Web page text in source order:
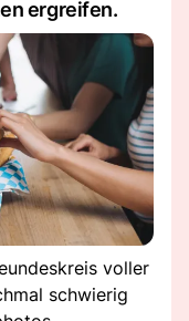
ergreifen.
voller
schwierig